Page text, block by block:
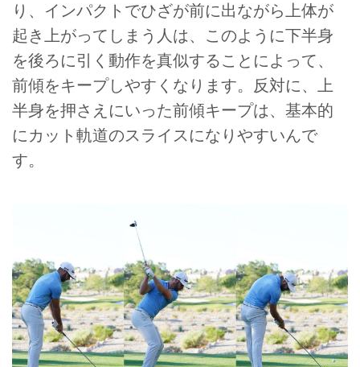
り、インパクトでひざが前に出ながら上体が
起き上がってしまう人は、このように下半身
を後ろに引く動作を真似することによって、
前傾をキープしやすくなります。反対に、上
半身を押さえにいった前傾キープは、基本的
にカット軌道のスライスになりやすいんで
す。